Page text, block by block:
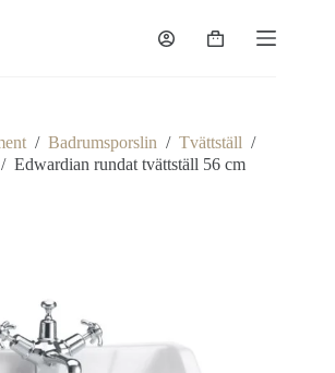
Varukorg
/ Badrumsporslin / Tvättställ /
/ Edwardian rundat tvättställ 56 cm